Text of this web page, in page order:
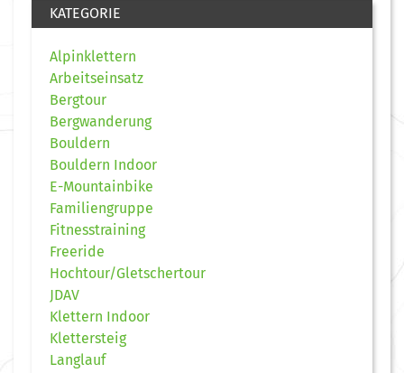
KATEGORIE
Alpinklettern
Arbeitseinsatz
Bergtour
Bergwanderung
Bouldern
Bouldern Indoor
E-Mountainbike
Familiengruppe
Fitnesstraining
Freeride
Hochtour/Gletschertour
JDAV
Klettern Indoor
Klettersteig
Langlauf